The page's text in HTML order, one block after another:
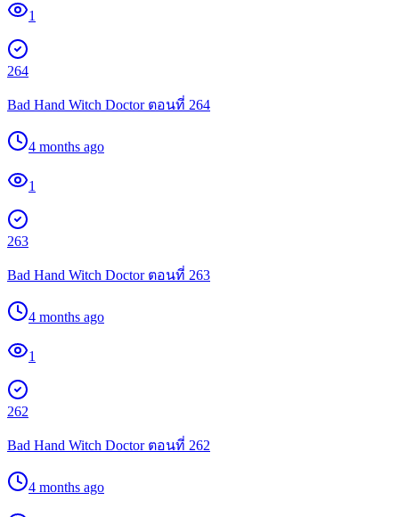
1
264
Bad Hand Witch Doctor ตอนที่ 264
4 months ago
1
263
Bad Hand Witch Doctor ตอนที่ 263
4 months ago
1
262
Bad Hand Witch Doctor ตอนที่ 262
4 months ago